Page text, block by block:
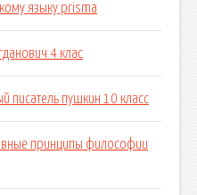
языку prisma
4 клас
писатель пушкин 10 класс
принципы философии